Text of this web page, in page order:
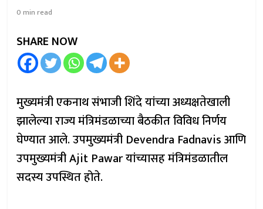
0 min read
SHARE NOW
मुख्यमंत्री एकनाथ संभाजी शिंदे यांच्या अध्यक्षतेखाली
झालेल्या राज्य मंत्रिमंडळाच्या बैठकीत विविध निर्णय
घेण्यात आले. उपमुख्यमंत्री Devendra Fadnavis आणि
उपमुख्यमंत्री Ajit Pawar यांच्यासह मंत्रिमंडळातील
सदस्य उपस्थित होते.